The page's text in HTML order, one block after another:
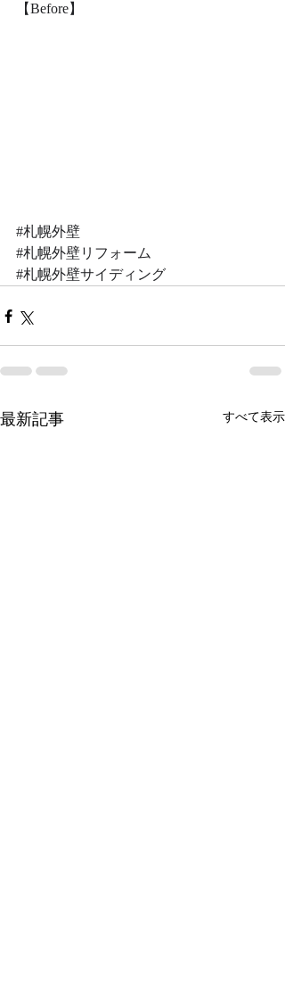
【Before】
#札幌外壁
#札幌外壁リフォーム
#札幌外壁サイディング
最新記事 すべて表示